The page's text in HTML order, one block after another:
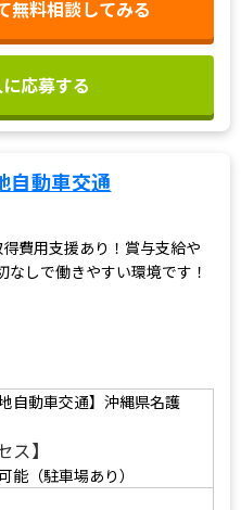
無料相談してみる
応募する
自動車交通
費用支援あり！賞与支給や
しで働きやすい環境です！
自動車交通】沖縄県名護
ス】
能（駐車場あり）